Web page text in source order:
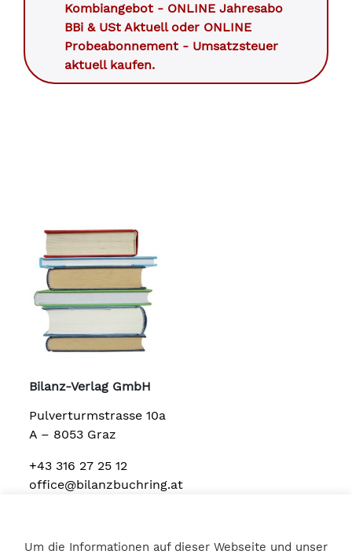
Kombiangebot - ONLINE Jahresabo
BBi & USt Aktuelloder ONLINE
Probeabonnement - Umsatzsteuer
aktuellkaufen.
Bilanz-Verlag GmbH
Pulverturmstrasse 10a
A – 8053 Graz
+43 316 27 25 12
office@bilanzbuchring.at
Um die Informationen auf dieser Webseite und unser